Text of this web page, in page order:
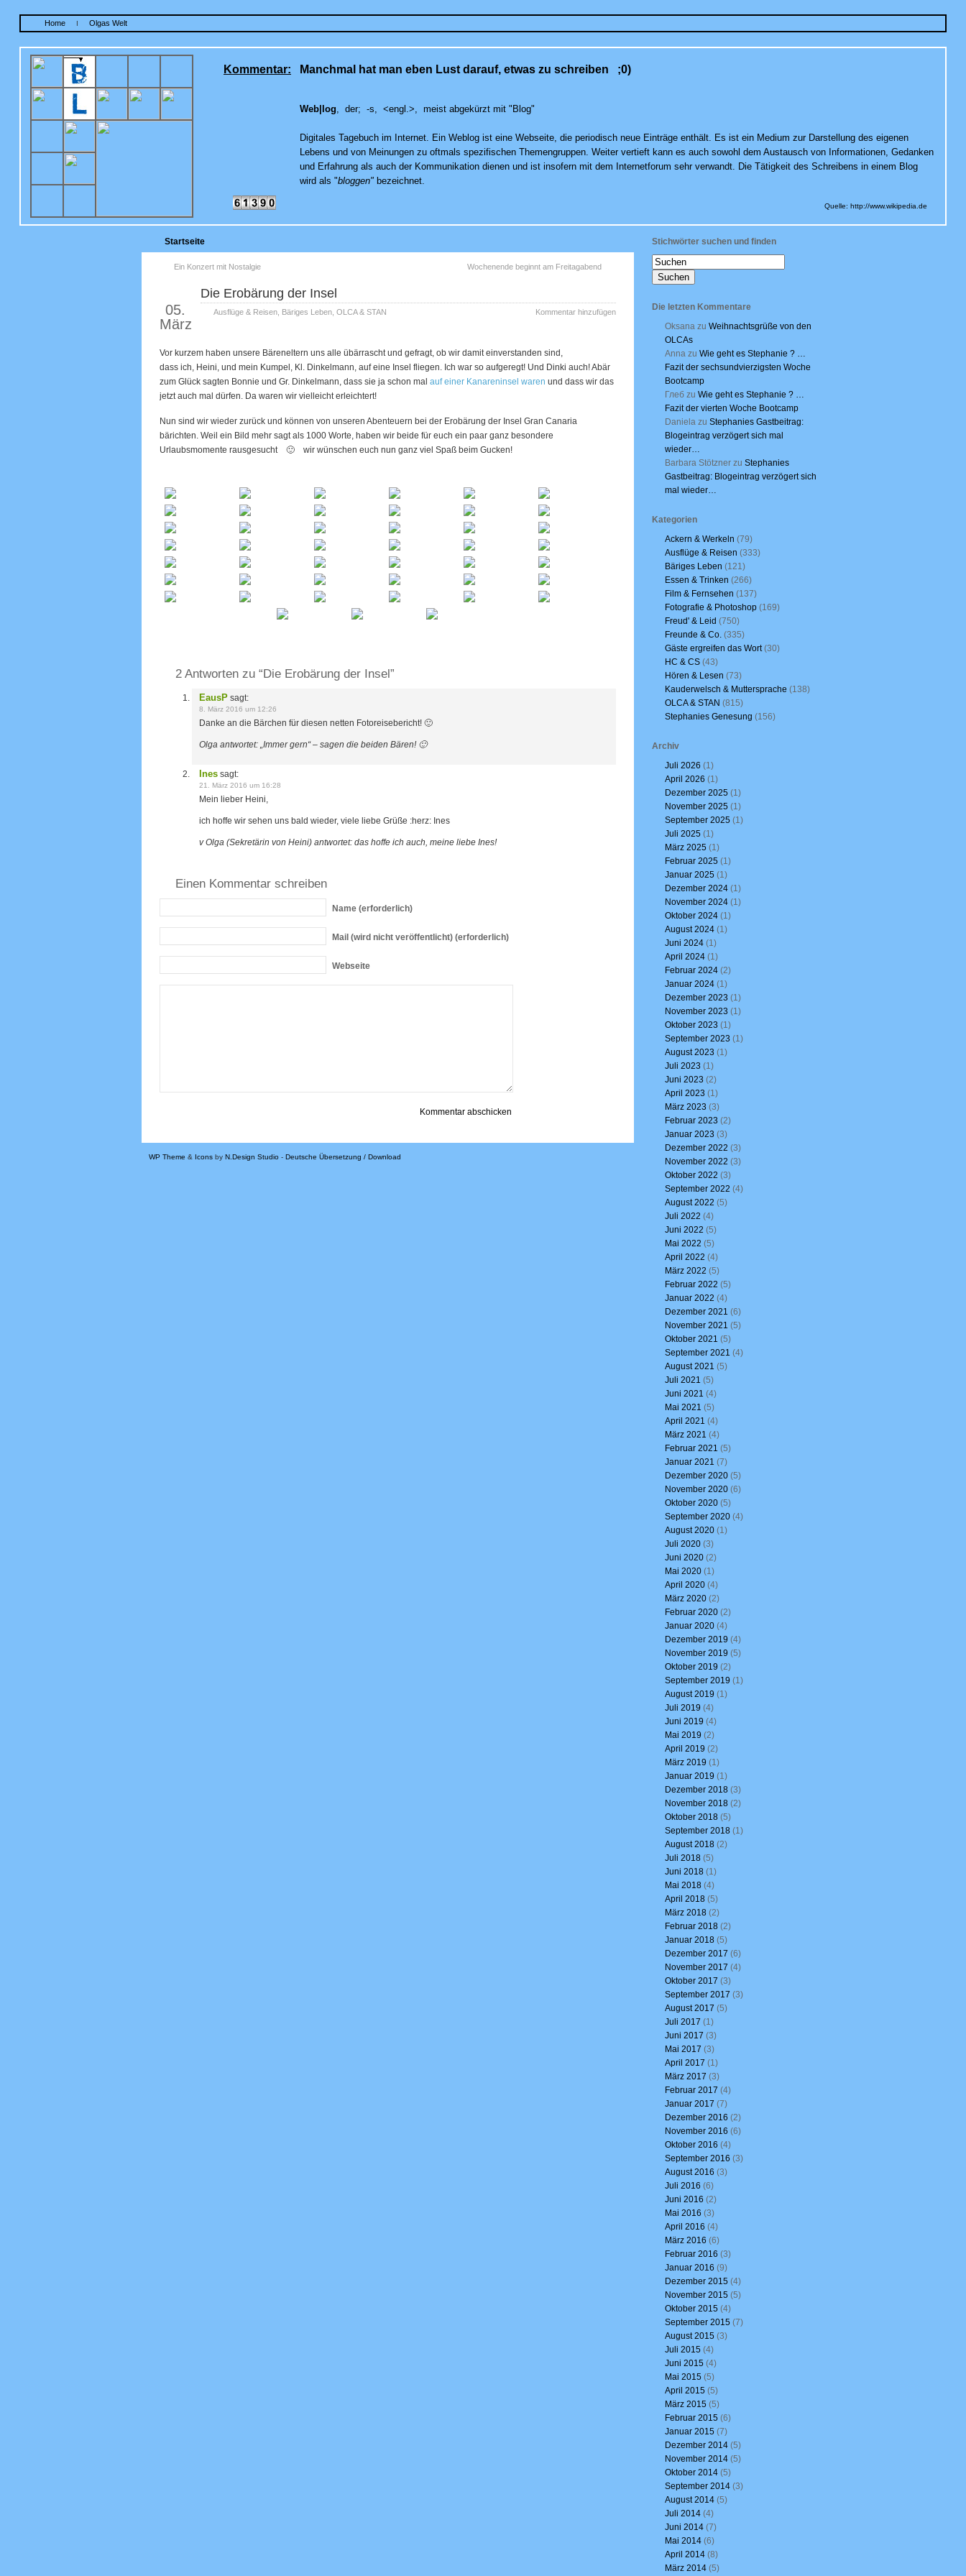
HomeI Olgas Welt
Kommentar: Manchmal hat man eben Lust darauf, etwas zu schreiben ;0)
Web|log, der; -s, <engl.>, meist abgekürzt mit "Blog"
Digitales Tagebuch im Internet. Ein Weblog ist eine Webseite, die periodisch neue Einträge enthält. Es ist ein Medium zur Darstellung des eigenen
Lebens und von Meinungen zu oftmals spezifischen Themengruppen. Weiter vertieft kann es auch sowohl dem Austausch von Informationen, Gedanken
und Erfahrung als auch der Kommunikation dienen und ist insofern mit dem Internetforum sehr verwandt. Die Tätigkeit des Schreibens in einem Blog
wird als "bloggen"bezeichnet.
Quelle: http://www.wikipedia.de
Startseite
Ein Konzert mit Nostalgie Wochenende beginnt am Freitagabend
05.
März
Die Erobärung der Insel
Ausflüge & Reisen, Bäriges Leben, OLCA & STAN Kommentar hinzufügen
Vor kurzem haben unsere Bäreneltern uns alle übärrascht und gefragt, ob wir damit einverstanden sind,
dass ich, Heini, und mein Kumpel, Kl. Dinkelmann, auf eine Insel fliegen. Ich war so aufgeregt! Und Dinki auch! Abär
zum Glück sagten Bonnie und Gr. Dinkelmann, dass sie ja schon mal auf einer Kanareninsel waren und dass wir das
jetzt auch mal dürfen. Da waren wir vielleicht erleichtert!
Nun sind wir wieder zurück und können von unseren Abenteuern bei der Erobärung der Insel Gran Canaria
bärichten. Weil ein Bild mehr sagt als 1000 Worte, haben wir beide für euch ein paar ganz besondere
Urlaubsmomente rausgesucht 🙂 wir wünschen euch nun ganz viel Spaß beim Gucken!
2 Antworten zu “Die Erobärung der Insel”
EausPsagt:
8. März 2016 um 12:26
Danke an die Bärchen für diesen netten Fotoreisebericht! 🙂
Olga antwortet: „Immer gern“ – sagen die beiden Bären! 🙂
Inessagt:
21. März 2016 um 16:28
Mein lieber Heini,
ich hoffe wir sehen uns bald wieder, viele liebe Grüße :herz: Ines
v Olga (Sekretärin von Heini) antwortet: das hoffe ich auch, meine liebe Ines!
Einen Kommentar schreiben
Name(erforderlich)
Mail (wird nicht veröffentlicht) (erforderlich)
Webseite
WP Theme & Iconsby N.Design Studio- Deutsche Übersetzung / Download
Stichwörter suchen und finden
Die letzten Kommentare
Oksanazu Weihnachtsgrüße von den
OLCAs
Annazu Wie geht es Stephanie ? …
Fazit der sechsundvierzigsten Woche
Bootcamp
Глебzu Wie geht es Stephanie ? …
Fazit der vierten Woche Bootcamp
Danielazu Stephanies Gastbeitrag:
Blogeintrag verzögert sich mal
wieder…
Barbara Stötznerzu Stephanies
Gastbeitrag: Blogeintrag verzögert sich
mal wieder…
Kategorien
Ackern & Werkeln (79)
Ausflüge & Reisen (333)
Bäriges Leben (121)
Essen & Trinken (266)
Film & Fernsehen (137)
Fotografie & Photoshop(169)
Freud' & Leid (750)
Freunde & Co.(335)
Gäste ergreifen das Wort(30)
HC & CS(43)
Hören & Lesen (73)
Kauderwelsch & Muttersprache (138)
OLCA & STAN (815)
Stephanies Genesung (156)
Archiv
Juli 2026 (1)
April 2026 (1)
Dezember 2025(1)
November 2025(1)
September 2025(1)
Juli 2025(1)
März 2025(1)
Februar 2025(1)
Januar 2025(1)
Dezember 2024(1)
November 2024(1)
Oktober 2024(1)
August 2024(1)
Juni 2024(1)
April 2024(1)
Februar 2024(2)
Januar 2024(1)
Dezember 2023(1)
November 2023(1)
Oktober 2023(1)
September 2023(1)
August 2023(1)
Juli 2023(1)
Juni 2023(2)
April 2023(1)
März 2023(3)
Februar 2023(2)
Januar 2023(3)
Dezember 2022 (3)
November 2022 (3)
Oktober 2022 (3)
September 2022 (4)
August 2022 (5)
Juli 2022 (4)
Juni 2022 (5)
Mai 2022 (5)
April 2022 (4)
März 2022 (5)
Februar 2022 (5)
Januar 2022 (4)
Dezember 2021 (6)
November 2021 (5)
Oktober 2021 (5)
September 2021 (4)
August 2021 (5)
Juli 2021 (5)
Juni 2021 (4)
Mai 2021 (5)
April 2021 (4)
März 2021 (4)
Februar 2021 (5)
Januar 2021 (7)
Dezember 2020(5)
November 2020(6)
Oktober 2020(5)
September 2020(4)
August 2020(1)
Juli 2020(3)
Juni 2020(2)
Mai 2020(1)
April 2020(4)
März 2020(2)
Februar 2020(2)
Januar 2020(4)
Dezember 2019(4)
November 2019(5)
Oktober 2019(2)
September 2019(1)
August 2019(1)
Juli 2019(4)
Juni 2019(4)
Mai 2019(2)
April 2019(2)
März 2019(1)
Januar 2019(1)
Dezember 2018(3)
November 2018(2)
Oktober 2018(5)
September 2018(1)
August 2018(2)
Juli 2018(5)
Juni 2018(1)
Mai 2018(4)
April 2018(5)
März 2018(2)
Februar 2018(2)
Januar 2018(5)
Dezember 2017 (6)
November 2017 (4)
Oktober 2017 (3)
September 2017 (3)
August 2017 (5)
Juli 2017 (1)
Juni 2017 (3)
Mai 2017 (3)
April 2017 (1)
März 2017 (3)
Februar 2017 (4)
Januar 2017 (7)
Dezember 2016 (2)
November 2016 (6)
Oktober 2016 (4)
September 2016 (3)
August 2016 (3)
Juli 2016 (6)
Juni 2016 (2)
Mai 2016 (3)
April 2016 (4)
März 2016 (6)
Februar 2016 (3)
Januar 2016 (9)
Dezember 2015(4)
November 2015(5)
Oktober 2015(4)
September 2015(7)
August 2015(3)
Juli 2015(4)
Juni 2015(4)
Mai 2015(5)
April 2015(5)
März 2015(5)
Februar 2015(6)
Januar 2015(7)
Dezember 2014(5)
November 2014(5)
Oktober 2014(5)
September 2014(3)
August 2014(5)
Juli 2014(4)
Juni 2014(7)
Mai 2014(6)
April 2014(8)
März 2014(5)